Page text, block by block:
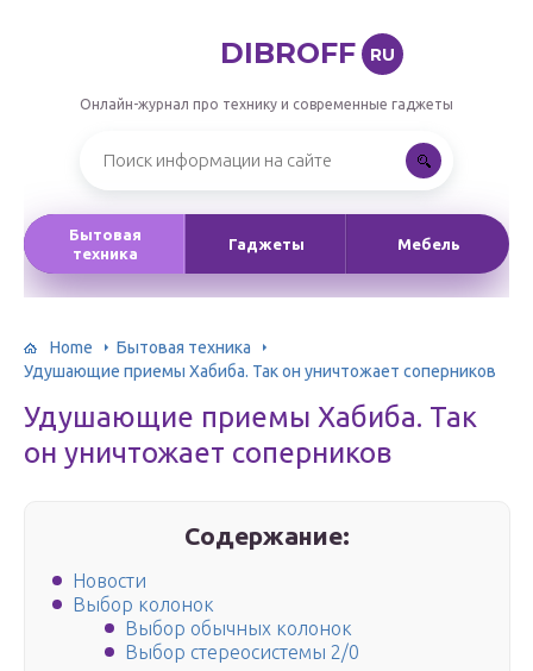
DIBROFF RU
Онлайн-журнал про технику и современные гаджеты
Бытовая
техника
Гаджеты Мебель
Home
Бытовая техника
Удушающие приемы Хабиба. Так он уничтожает соперников
Удушающие приемы Хабиба. Так
он уничтожает соперников
Содержание:
Новости
Выбор колонок
Выбор обычных колонок
Выбор стереосистемы 2/0